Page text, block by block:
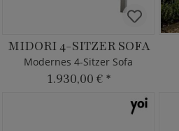
MIDORI 4-SITZER SOFA
Modernes 4-Sitzer Sofa
1.930,00 € *